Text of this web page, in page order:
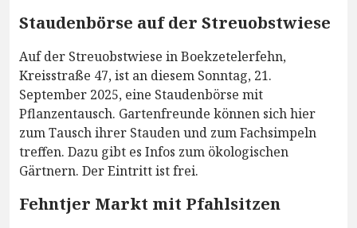
Staudenbörse auf der Streuobstwiese
Auf der Streuobstwiese in Boekzetelerfehn,
Kreisstraße 47, ist an diesem Sonntag, 21.
September 2025, eine Staudenbörse mit
Pflanzentausch. Gartenfreunde können sich hier
zum Tausch ihrer Stauden und zum Fachsimpeln
treffen. Dazu gibt es Infos zum ökologischen
Gärtnern. Der Eintritt ist frei.
Fehntjer Markt mit Pfahlsitzen